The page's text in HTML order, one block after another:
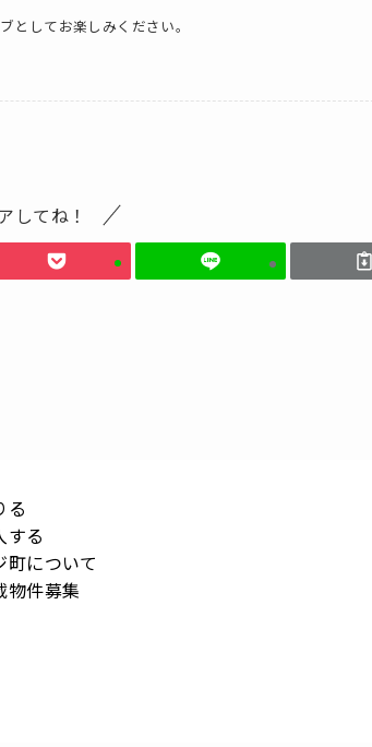
としてお楽しみください。
してね！
る
する
町について
物件募集